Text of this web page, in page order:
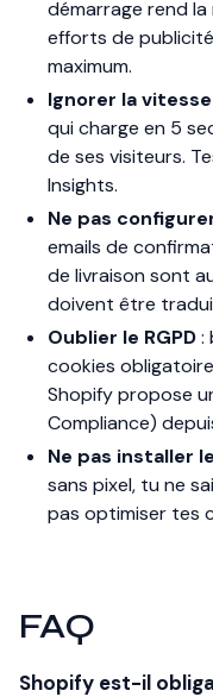
démarrage rend
efforts de
maximum.
Ignorer la
qui charge en 5
de ses visiteurs.
Insights.
Ne pas
emails de
de livraison sont
doivent être
Oublier le RGPD:
cookies
Shopify propose
Compliance)
Ne pas installer
sans pixel, tu ne
pas optimiser tes
FAQ
Shopify est-il